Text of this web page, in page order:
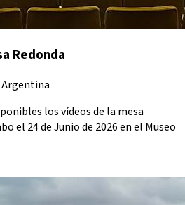
Redonda
Argentina
los vídeos de la mesa
el 24 de Junio de 2026 en el Museo